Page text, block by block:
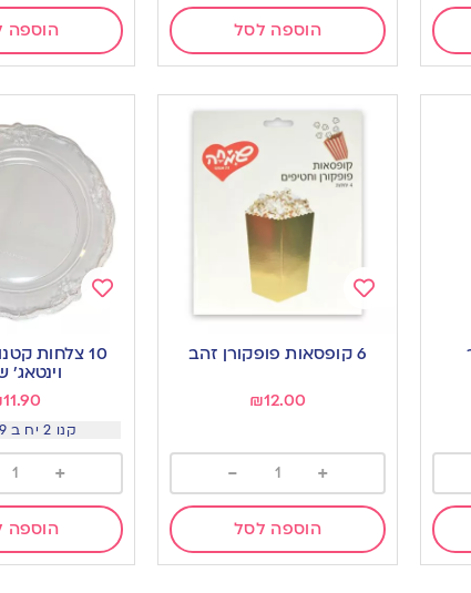
הוספה לסל הוספה
Add
wishlist
6 קופסאות פופקורן זהב
₪12.00
+
-
הוספה לסל
wishlist
10 צלחות
וינטאג’
11.90
קנו 2 יח ב 18.9 שח
+
הוספה